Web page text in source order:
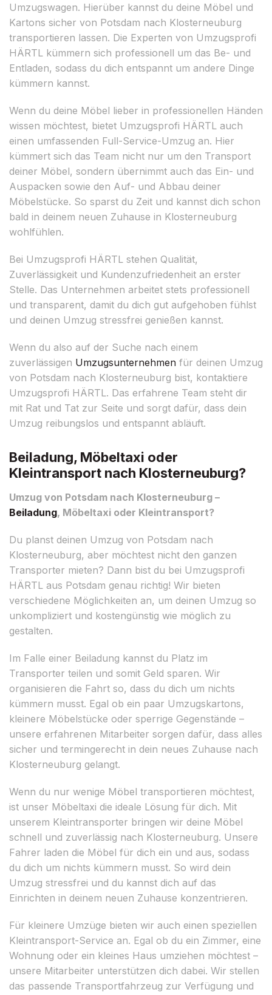
Umzugswagen. Hierüber kannst du deine Möbel und
Kartons sicher von Potsdam nach Klosterneuburg
transportieren lassen. Die Experten von Umzugsprofi
HÄRTL kümmern sich professionell um das Be- und
Entladen, sodass du dich entspannt um andere Dinge
kümmern kannst.
Wenn du deine Möbel lieber in professionellen Händen
wissen möchtest, bietet Umzugsprofi HÄRTL auch
einen umfassenden Full-Service-Umzug an. Hier
kümmert sich das Team nicht nur um den Transport
deiner Möbel, sondern übernimmt auch das Ein- und
Auspacken sowie den Auf- und Abbau deiner
Möbelstücke. So sparst du Zeit und kannst dich schon
bald in deinem neuen Zuhause in Klosterneuburg
wohlfühlen.
Bei Umzugsprofi HÄRTL stehen Qualität,
Zuverlässigkeit und Kundenzufriedenheit an erster
Stelle. Das Unternehmen arbeitet stets professionell
und transparent, damit du dich gut aufgehoben fühlst
und deinen Umzug stressfrei genießen kannst.
Wenn du also auf der Suche nach einem
zuverlässigen Umzugsunternehmen für deinen Umzug
von Potsdam nach Klosterneuburg bist, kontaktiere
Umzugsprofi HÄRTL. Das erfahrene Team steht dir
mit Rat und Tat zur Seite und sorgt dafür, dass dein
Umzug reibungslos und entspannt abläuft.
Beiladung, Möbeltaxi oder
Kleintransport nach Klosterneuburg?
Umzug von Potsdam nach Klosterneuburg –
Beiladung, Möbeltaxi oder Kleintransport?
Du planst deinen Umzug von Potsdam nach
Klosterneuburg, aber möchtest nicht den ganzen
Transporter mieten? Dann bist du bei Umzugsprofi
HÄRTL aus Potsdam genau richtig! Wir bieten
verschiedene Möglichkeiten an, um deinen Umzug so
unkompliziert und kostengünstig wie möglich zu
gestalten.
Im Falle einer Beiladung kannst du Platz im
Transporter teilen und somit Geld sparen. Wir
organisieren die Fahrt so, dass du dich um nichts
kümmern musst. Egal ob ein paar Umzugskartons,
kleinere Möbelstücke oder sperrige Gegenstände –
unsere erfahrenen Mitarbeiter sorgen dafür, dass alles
sicher und termingerecht in dein neues Zuhause nach
Klosterneuburg gelangt.
Wenn du nur wenige Möbel transportieren möchtest,
ist unser Möbeltaxi die ideale Lösung für dich. Mit
unserem Kleintransporter bringen wir deine Möbel
schnell und zuverlässig nach Klosterneuburg. Unsere
Fahrer laden die Möbel für dich ein und aus, sodass
du dich um nichts kümmern musst. So wird dein
Umzug stressfrei und du kannst dich auf das
Einrichten in deinem neuen Zuhause konzentrieren.
Für kleinere Umzüge bieten wir auch einen speziellen
Kleintransport-Service an. Egal ob du ein Zimmer, eine
Wohnung oder ein kleines Haus umziehen möchtest –
unsere Mitarbeiter unterstützen dich dabei. Wir stellen
das passende Transportfahrzeug zur Verfügung und